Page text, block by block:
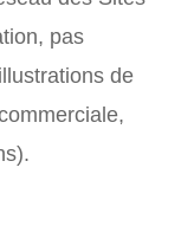
pas
de